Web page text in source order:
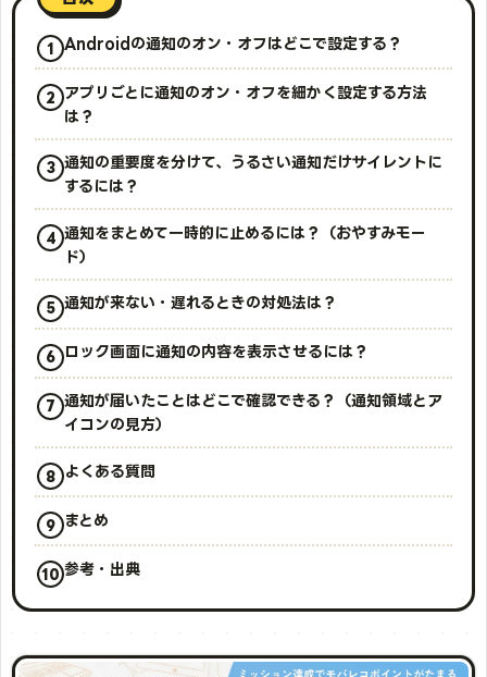
Androidの通知のオン・オフはどこで設定する？
アプリごとに通知のオン・オフを細かく設定する方法
は？
通知の重要度を分けて、うるさい通知だけサイレントに
するには？
通知をまとめて一時的に止めるには？（おやすみモー
ド）
通知が来ない・遅れるときの対処法は？
ロック画面に通知の内容を表示させるには？
通知が届いたことはどこで確認できる？（通知領域とア
イコンの見方）
よくある質問
まとめ
参考・出典